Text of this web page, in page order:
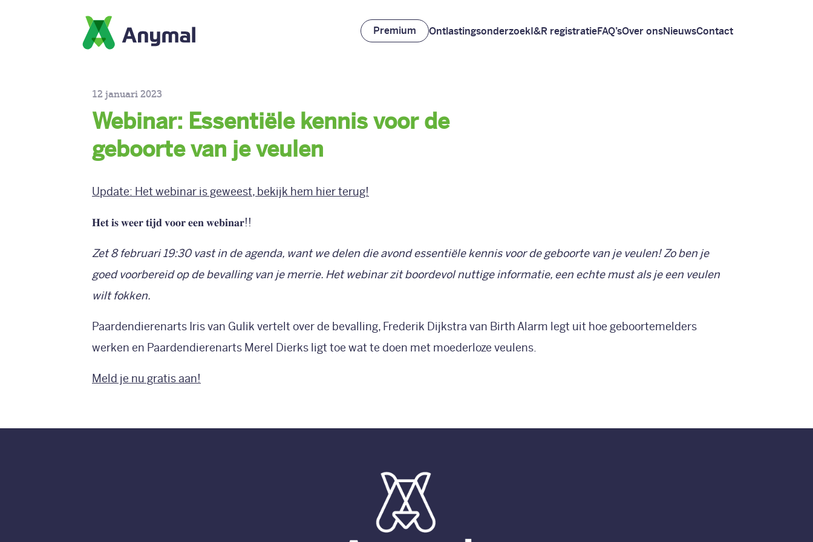
Premium OntlastingsonderzoekI&R registratieFAQ’sOver onsNieuwsContact
12 januari 2023
Webinar: Essentiële kennis voor de
geboorte van je veulen
Update: Het webinar is geweest, bekijk hem hier terug!
𝐇𝐞𝐭 𝐢𝐬 𝐰𝐞𝐞𝐫 𝐭𝐢𝐣𝐝 𝐯𝐨𝐨𝐫 𝐞𝐞𝐧 𝐰𝐞𝐛𝐢𝐧𝐚𝐫!!
Zet 8 februari 19:30 vast in de agenda, want we delen die avond essentiële kennis voor de geboorte van je veulen! Zo ben je
goed voorbereid op de bevalling van je merrie. Het webinar zit boordevol nuttige informatie, een echte must als je een veulen
wilt fokken.
Paardendierenarts Iris van Gulik vertelt over de bevalling, Frederik Dijkstra van Birth Alarm legt uit hoe geboortemelders
werken en Paardendierenarts Merel Dierks ligt toe wat te doen met moederloze veulens.
Meld je nu gratis aan!